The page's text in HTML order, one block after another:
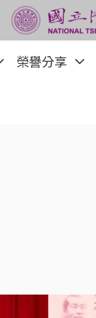
榮譽分享